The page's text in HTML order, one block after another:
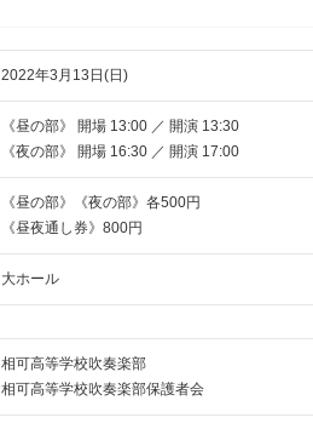
2022年3月13日(日)
《昼の部》 開場 13:00 ／ 開演 13:30
《夜の部》 開場 16:30 ／ 開演 17:00
《昼の部》《夜の部》各500円
《昼夜通し券》800円
大ホール
相可高等学校吹奏楽部
相可高等学校吹奏楽部保護者会